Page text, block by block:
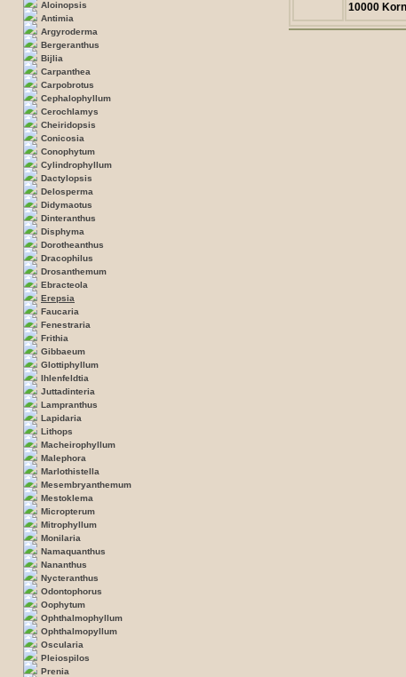
Aloinopsis
Antimia
Argyroderma
Bergeranthus
Bijlia
Carpanthea
Carpobrotus
Cephalophyllum
Cerochlamys
Cheiridopsis
Conicosia
Conophytum
Cylindrophyllum
Dactylopsis
Delosperma
Didymaotus
Dinteranthus
Disphyma
Dorotheanthus
Dracophilus
Drosanthemum
Ebracteola
Erepsia
Faucaria
Fenestraria
Frithia
Gibbaeum
Glottiphyllum
Ihlenfeldtia
Juttadinteria
Lampranthus
Lapidaria
Lithops
Macheirophyllum
Malephora
Marlothistella
Mesembryanthemum
Mestoklema
Micropterum
Mitrophyllum
Monilaria
Namaquanthus
Nananthus
Nycteranthus
Odontophorus
Oophytum
Ophthalmophyllum
Ophthalmopyllum
Oscularia
Pleiospilos
Prenia
10000 Korn